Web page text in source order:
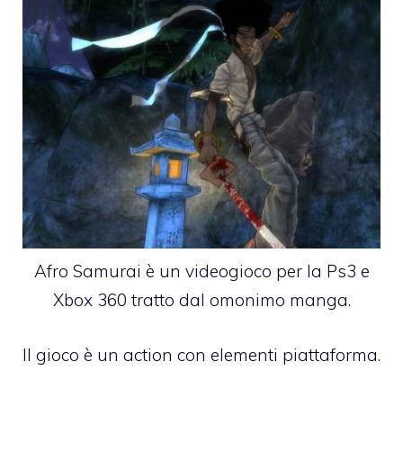
Afro Samurai è un videogioco per la Ps3 e
Xbox 360 tratto dal omonimo manga.
Il gioco è un action con elementi piattaforma.